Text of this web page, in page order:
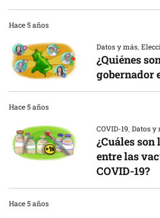
Hace 5 años
Datos y más,
¿Quiénes
gobernador
Hace 5 años
COVID-19,Datos y
¿Cuáles
entre las
COVID-19?
Hace 5 años